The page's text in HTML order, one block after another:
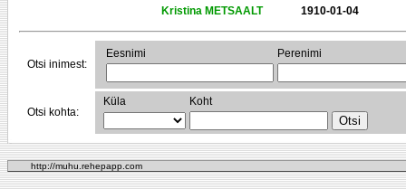
Kristina METSAALT
1910-01-04
Otsi inimest:
Eesnimi Perenimi
Otsi kohta:
Küla Koht
http://muhu.rehepapp.com